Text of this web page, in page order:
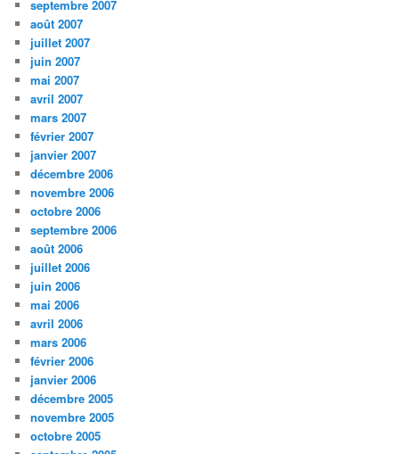
septembre 2007
août 2007
juillet 2007
juin 2007
mai 2007
avril 2007
mars 2007
février 2007
janvier 2007
décembre 2006
novembre 2006
octobre 2006
septembre 2006
août 2006
juillet 2006
juin 2006
mai 2006
avril 2006
mars 2006
février 2006
janvier 2006
décembre 2005
novembre 2005
octobre 2005